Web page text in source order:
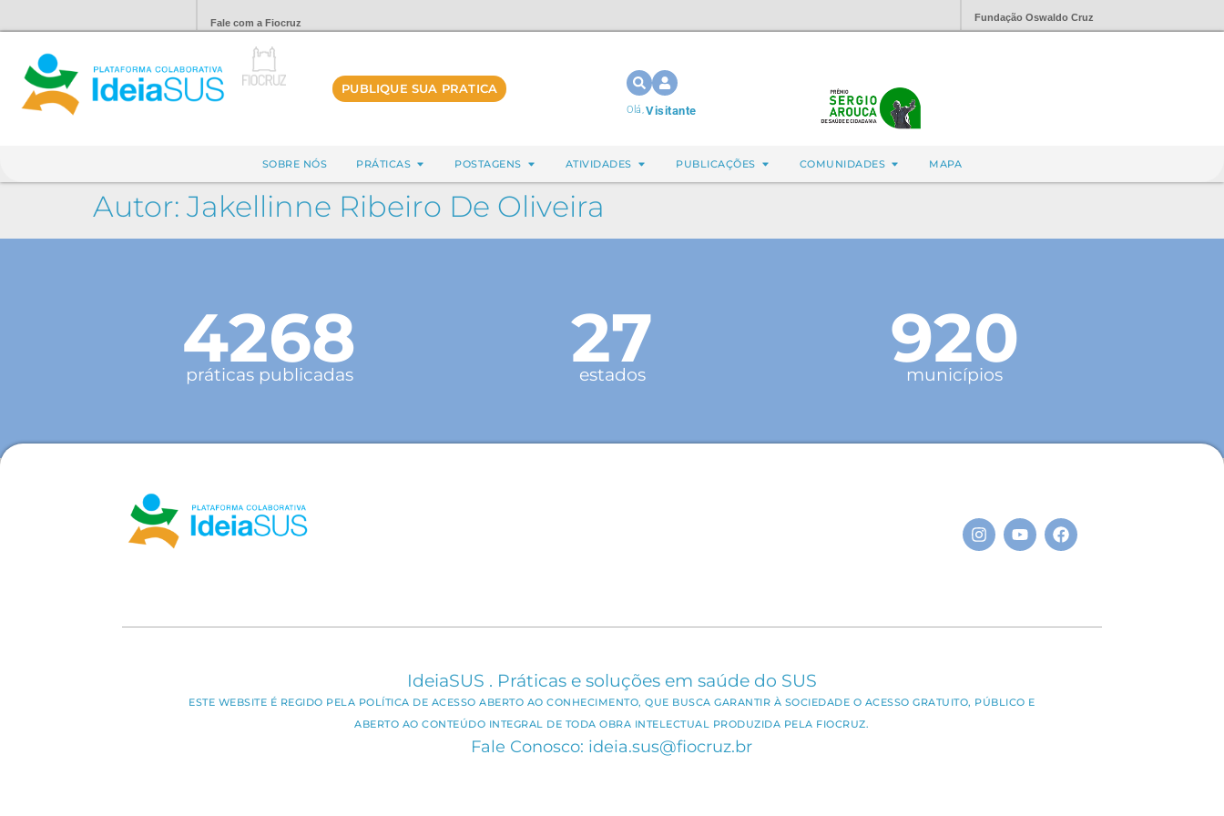
Fale com a Fiocruz Fundação Oswaldo Cruz
PUBLIQUE SUA PRATICA
Olá,Visitante
SOBRE NÓS PRÁTICAS POSTAGENS ATIVIDADES PUBLICAÇÕES COMUNIDADES MAPA
Autor: Jakellinne Ribeiro De Oliveira
4268
práticas publicadas 27
estados 920
municípios
IdeiaSUS . Práticas e soluções em saúde do SUS
ESTE WEBSITE É REGIDO PELA POLÍTICA DE ACESSO ABERTO AO CONHECIMENTO, QUE BUSCA GARANTIR À SOCIEDADE O ACESSO GRATUITO, PÚBLICO E
ABERTO AO CONTEÚDO INTEGRAL DE TODA OBRA INTELECTUAL PRODUZIDA PELA FIOCRUZ.
Fale Conosco: ideia.sus@fiocruz.br